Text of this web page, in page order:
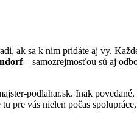
ak sa k nim pridáte aj vy.
– samozrejmosťou sú aj
podlahar.sk. Inak
pre vás nielen počas